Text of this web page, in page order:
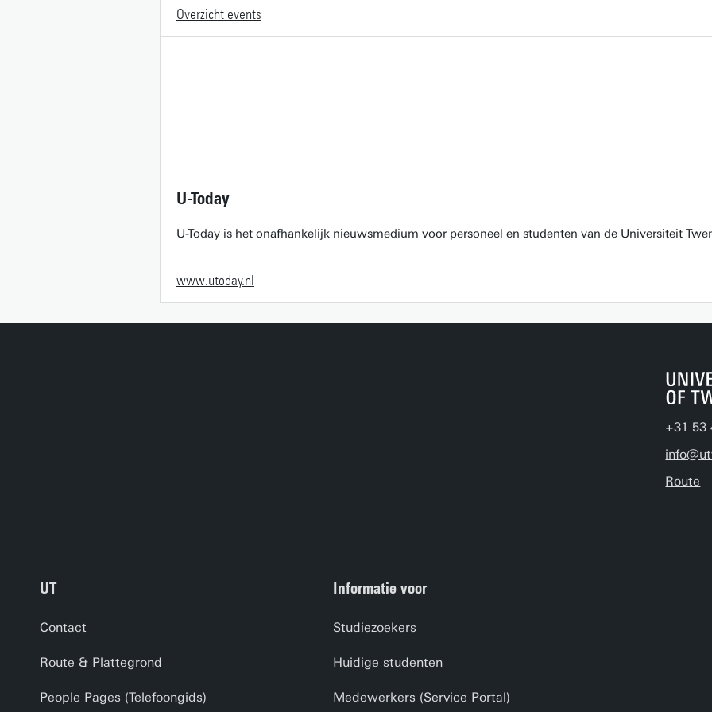
Overzicht events
U-Today
U-Today is het onafhankelijk nieuwsmedium voor personeel en studenten van de Universiteit
www.utoday.nl
+31 53
Route
UT
Contact
Route & Plattegrond
People Pages (Telefoongids)
Informatie voor
Studiezoekers
Huidige studenten
Medewerkers (Service Portal)